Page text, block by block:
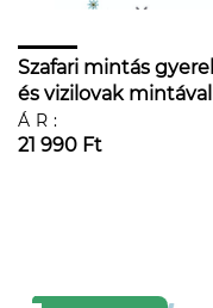
Szafari mintás
és vizilovak mintával
ÁR:
21 990 Ft